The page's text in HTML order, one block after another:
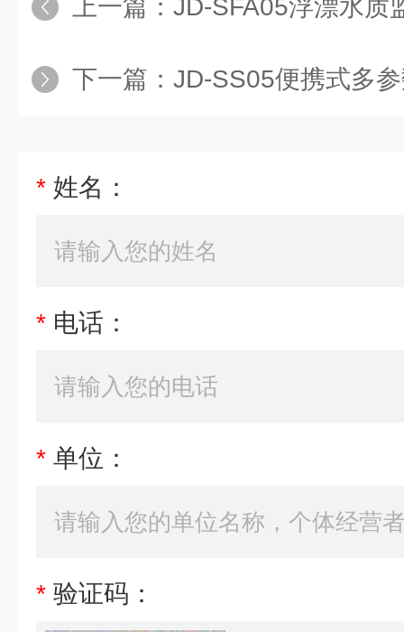
上一篇： JD-SFA05浮漂水质
下一篇： JD-SS05便携式多
* 姓名：
* 电话：
* 单位：
* 验证码：